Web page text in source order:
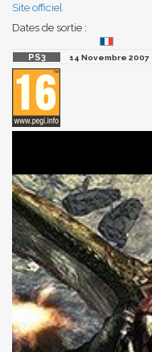
Site officiel
Dates de sortie :
14 Novembre 2007